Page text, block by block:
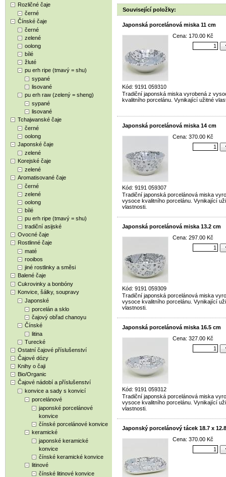
Rozličné čaje
černé
Čínské čaje
černé
zelené
oolong
bílé
žluté
pu erh ripe (tmavý = shu)
sypané
lisované
pu erh raw (zelený = sheng)
sypané
lisované
Tchajwanské čaje
černé
oolong
Japonské čaje
zelené
Korejské čaje
zelené
Aromatisované čaje
černé
zelené
oolong
bílé
pu erh ripe (tmavý = shu)
tradiční asijské
Ovocné čaje
Rostlinné čaje
maté
rooibos
jiné rostlinky a směsi
Balené čaje
Cukrovinky a bonbóny
Konvice, šálky, soupravy
Japonské
porcelán a sklo
čajový obřad chanoyu
Čínské
litina
Turecké
Ostatní čajové příslušenství
Čajové dózy
Knihy o čaji
Bio/Organic
Čajové nádobí a příslušenství
konvice a sady s konvicí
porcelánové
japonské porcelánové
konvice
čínské porcelánové konvice
keramické
japonské keramické
konvice
čínské keramické konvice
litinové
čínské litinové konvice
Související položky:
Japonská porcelánová miska 11 cm
Kód: 9191 059310
Cena: 170.00 Kč
Tradiční japonská miska vyrobená z
kvalitního porcelánu. Vynikající užitné
Japonská porcelánová miska 14 cm
Kód: 9191 059307
Cena: 370.00 Kč
Tradiční japonská porcelánová miska
vysoce kvalitního porcelánu. Vynikající
vlastnosti.
Japonská porcelánová miska 13.2 cm
Kód: 9191 059309
Cena: 297.00 Kč
Tradiční japonská porcelánová miska
vysoce kvalitního porcelánu. Vynikající
vlastnosti.
Japonská porcelánová miska 16.5 cm
Kód: 9191 059312
Cena: 327.00 Kč
Tradiční japonská porcelánová miska
vysoce kvalitního porcelánu. Vynikající
vlastnosti.
Japonský porcelánový tácek 18.7 x
Cena: 370.00 Kč